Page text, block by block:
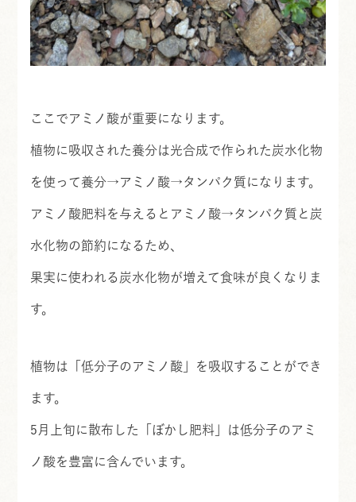
ここでアミノ酸が重要になります。
植物に吸収された養分は光合成で作られた炭水化物
を使って養分→アミノ酸→タンパク質になります。
アミノ酸肥料を与えるとアミノ酸→タンパク質と炭
水化物の節約になるため、
果実に使われる炭水化物が増えて食味が良くなりま
す。
植物は「低分子のアミノ酸」を吸収することができ
ます。
5月上旬に散布した「ぼかし肥料」は低分子のアミ
ノ酸を豊富に含んでいます。